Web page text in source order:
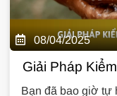
08/04/2025
Giải Pháp
Bạn đã bao giờ tự